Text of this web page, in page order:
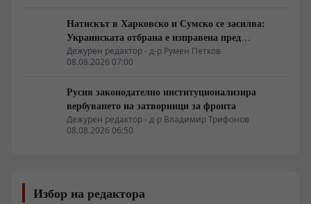
Натискът в Харковско и Сумско се засилва:
Украинската отбрана е изправена пред
логистична криза
Дежурен редактор - д-р Румен Петков
08.08.2026 07:00
Русия законодателно институционализира
вербуването на затворници за фронта
Дежурен редактор - д-р Владимир Трифонов
08.08.2026 06:50
Избор на редактора